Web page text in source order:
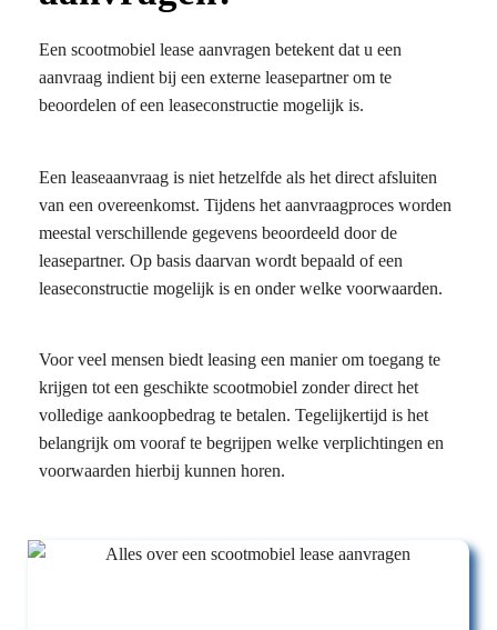
Een scootmobiel lease aanvragen betekent dat u een
aanvraag indient bij een externe leasepartner om te
beoordelen of een leaseconstructie mogelijk is.
Een leaseaanvraag is niet hetzelfde als het direct afsluiten
van een overeenkomst. Tijdens het aanvraagproces worden
meestal verschillende gegevens beoordeeld door de
leasepartner. Op basis daarvan wordt bepaald of een
leaseconstructie mogelijk is en onder welke voorwaarden.
Voor veel mensen biedt leasing een manier om toegang te
krijgen tot een geschikte scootmobiel zonder direct het
volledige aankoopbedrag te betalen. Tegelijkertijd is het
belangrijk om vooraf te begrijpen welke verplichtingen en
voorwaarden hierbij kunnen horen.